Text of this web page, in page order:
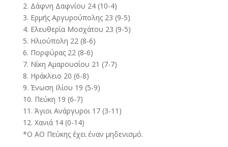
2. Δάφνη Δαφνίου 24 (10-4)
3. Ερμής Αργυρούπολης 23 (9-5)
4. Ελευθερία Μοσχάτου 23 (9-5)
5. Ηλιούπολη 22 (8-6)
6. Πορφύρας 22 (8-6)
7. Νίκη Αμαρουσίου 21 (7-7)
8. Ηράκλειο 20 (6-8)
9. Ένωση Ιλίου 19 (5-9)
10. Πεύκη 19 (6-7)
11. Άγιοι Ανάργυροι 17 (3-11)
12. Χανιά 14 (0-14)
*O AO Πεύκης έχει έναν μηδενισμό.